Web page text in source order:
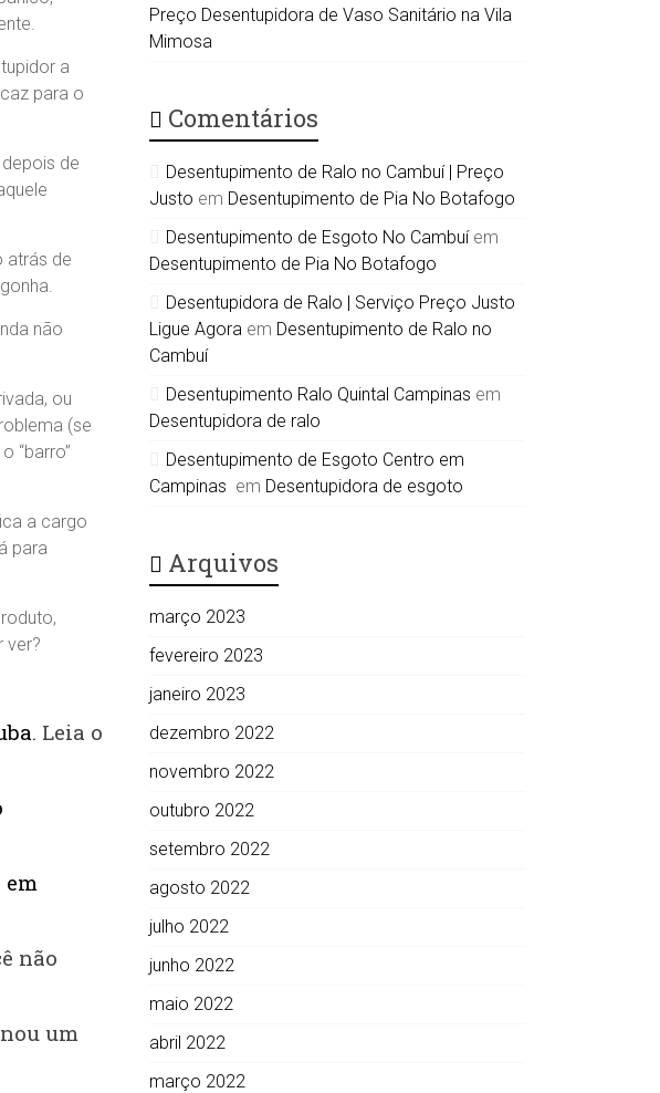
a
para o
de
atrás de
não
ou
(se
“barro”
a cargo
para
ver?
. Leia o
em
não
um
Preço Desentupidora de Vaso Sanitário na Vila
Mimosa
Comentários
Desentupimento de Ralo no Cambuí | Preço
Justo em Desentupimento de Pia No Botafogo
Desentupimento de Esgoto No Cambuíem
Desentupimento de Pia No Botafogo
Desentupidora de Ralo | Serviço Preço Justo
Ligue Agora em Desentupimento de Ralo no
Cambuí
Desentupimento Ralo Quintal Campinas em
Desentupidora de ralo
Desentupimento de Esgoto Centro em
Campinas em Desentupidora de esgoto
Arquivos
março 2023
fevereiro 2023
janeiro 2023
dezembro 2022
novembro 2022
outubro 2022
setembro 2022
agosto 2022
julho 2022
junho 2022
maio 2022
abril 2022
março 2022